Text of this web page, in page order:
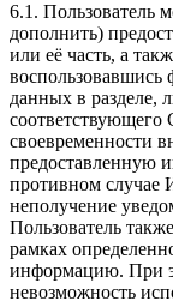
6.1. Пользователь
дополнить)
или её часть, а
воспользовавшись
данных в разделе,
соответствующего
своевременности
предоставленную
противном случае
неполучение
Пользователь
рамках
информацию. При
невозможность